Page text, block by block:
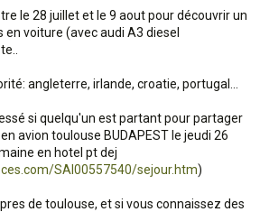
le 28 juillet et le 9 aout pour découvrir un
voiture (avec audi A3 diesel
angleterre, irlande, croatie, portugal...
si quelqu'un est partant pour partager
avion toulouse BUDAPEST le jeudi 26
en hotel pt dej
SAI00557540/sejour.htm)
de toulouse, et si vous connaissez des